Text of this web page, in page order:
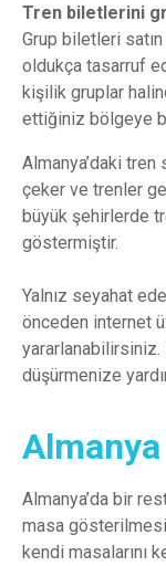
Tren biletlerini
Grup biletleri
oldukça tasarruf
kişilik gruplar
ettiğiniz bölgeye
Almanya’daki
çeker ve trenler
büyük şehirlerde
göstermiştir.
Yalnız seyahat
önceden internet
düşürmenize
Almanya’da bir
masa
kendi masalarını